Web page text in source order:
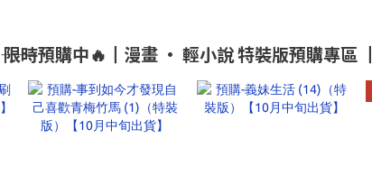
―― 限時預購中🔥┃漫畫 • 輕小說 特裝版預購專區 ┃ ――